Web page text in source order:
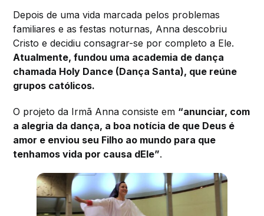
Depois de uma vida marcada pelos problemas
familiares e as festas noturnas, Anna descobriu
Cristo e decidiu consagrar-se por completo a Ele.
Atualmente, fundou uma academia de dança
chamada Holy Dance (Dança Santa), que reúne
grupos católicos.
O projeto da Irmã Anna consiste em “anunciar, com
a alegria da dança, a boa notícia de que Deus é
amor e enviou seu Filho ao mundo para que
tenhamos vida por causa dEle”.